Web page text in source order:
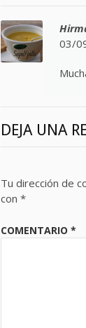
03/
DEJA UNA
Tu dirección de
con *
COMENTARIO *